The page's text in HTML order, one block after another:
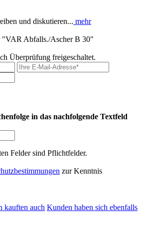
und diskutieren... mehr
"VAR Abfalls./Ascher B 30"
Überprüfung freigeschaltet.
in das nachfolgende Textfeld
Felder sind Pflichtfelder.
zur Kenntnis
kauften auch Kunden haben sich ebenfalls